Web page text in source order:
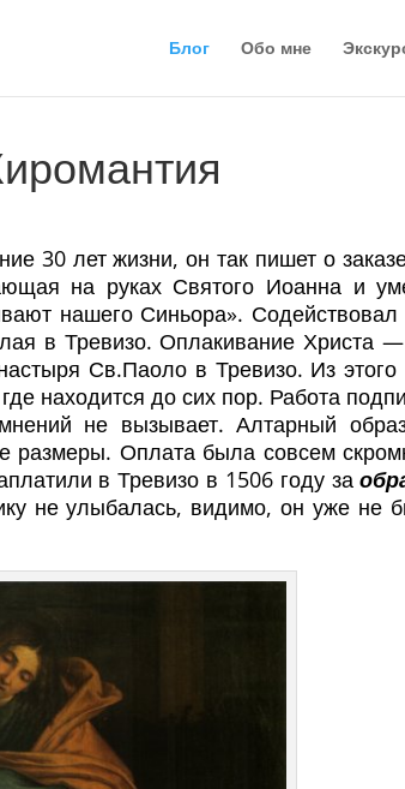
Блог Обо мне
30 лет жизни, он так пишет о
на руках Святого Иоанна и
нашего Синьора». Содействовал
в Тревизо. Оплакивание Христа
Св.Паоло в Тревизо. Из
находится до сих пор. Работа
не вызывает. Алтарный
размеры. Оплата была совсем
в Тревизо в 1506 году за
не улыбалась, видимо, он уже не